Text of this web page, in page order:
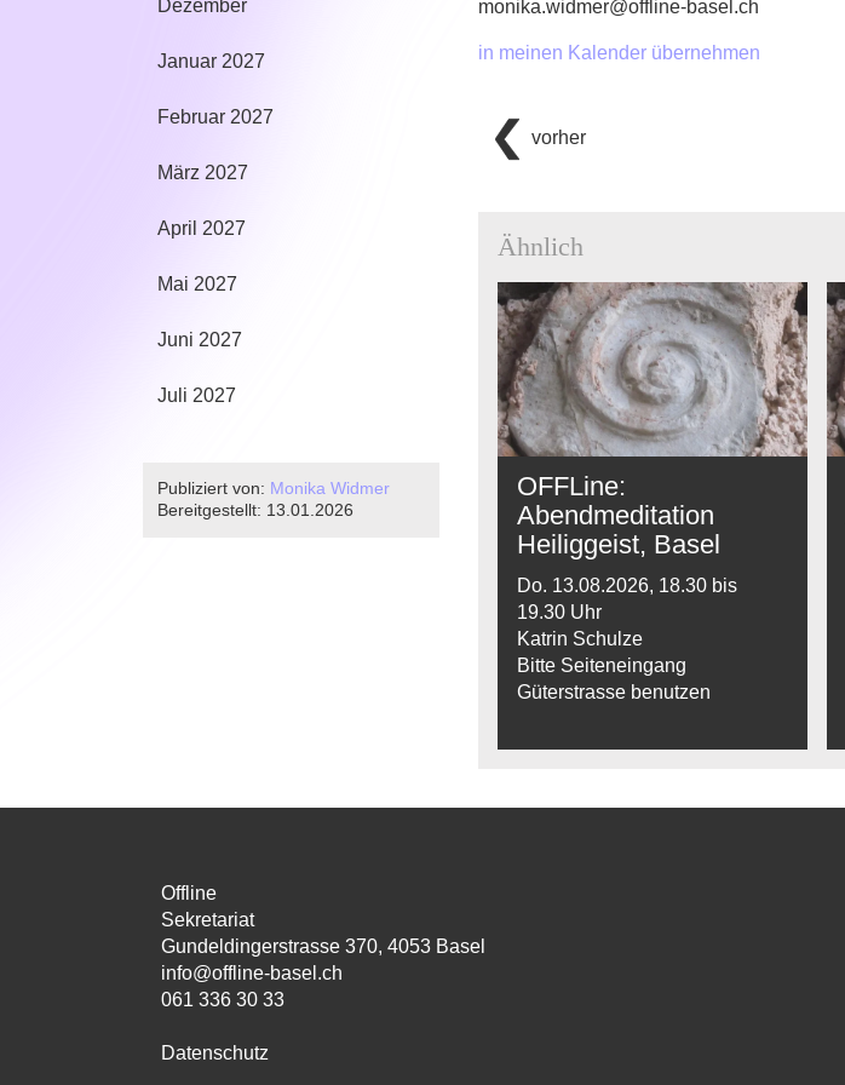
Dezember
Januar 2027
Februar 2027
März 2027
April 2027
Mai 2027
Juni 2027
Juli 2027
Publiziert von: Monika Widmer
Bereitgestellt: 13.01.2026
monika.widmer@offline-basel.ch
in meinen Kalender übernehmen
vorher
Ähnlich
OFFLine:
Abendmeditation
Heiliggeist, Basel
Do. 13.08.2026, 18.30 bis
19.30 Uhr
Katrin Schulze
Bitte Seiteneingang
Güterstrasse benutzen
Offline
Sekretariat
Gundeldingerstrasse 370, 4053 Basel
info@offline-basel.ch
061 336 30 33
Datenschutz